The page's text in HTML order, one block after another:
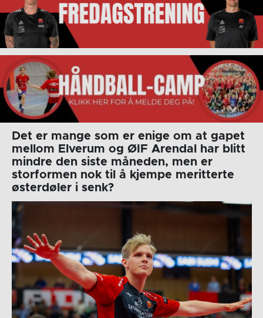
Det er mange som er enige om at gapet
mellom Elverum og ØIF Arendal har blitt
mindre den siste måneden, men er
storformen nok til å kjempe meritterte
østerdøler i senk?